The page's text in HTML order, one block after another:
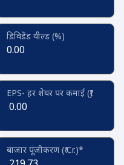
डिविडेंड यील्ड (%)
0.00
EPS- हर शेयर पर कमाई (₹)
0.00
बाजार पूंजीकरण (₹ Cr.)*